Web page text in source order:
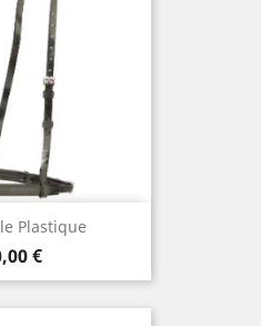
Plastique
€